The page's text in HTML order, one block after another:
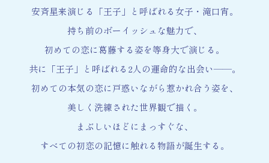
安斉星来演じる「王子」と呼ばれる女子・滝口宵。
持ち前のボーイッシュな魅力で、
初めての恋に葛藤する姿を等身大で演じる。
共に「王子」と呼ばれる2人の運命的な出会い――。
初めての本気の恋に戸惑いながら惹かれ合う姿を、
美しく洗練された世界観で描く。
まぶしいほどにまっすぐな、
すべての初恋の記憶に触れる物語が誕生する。